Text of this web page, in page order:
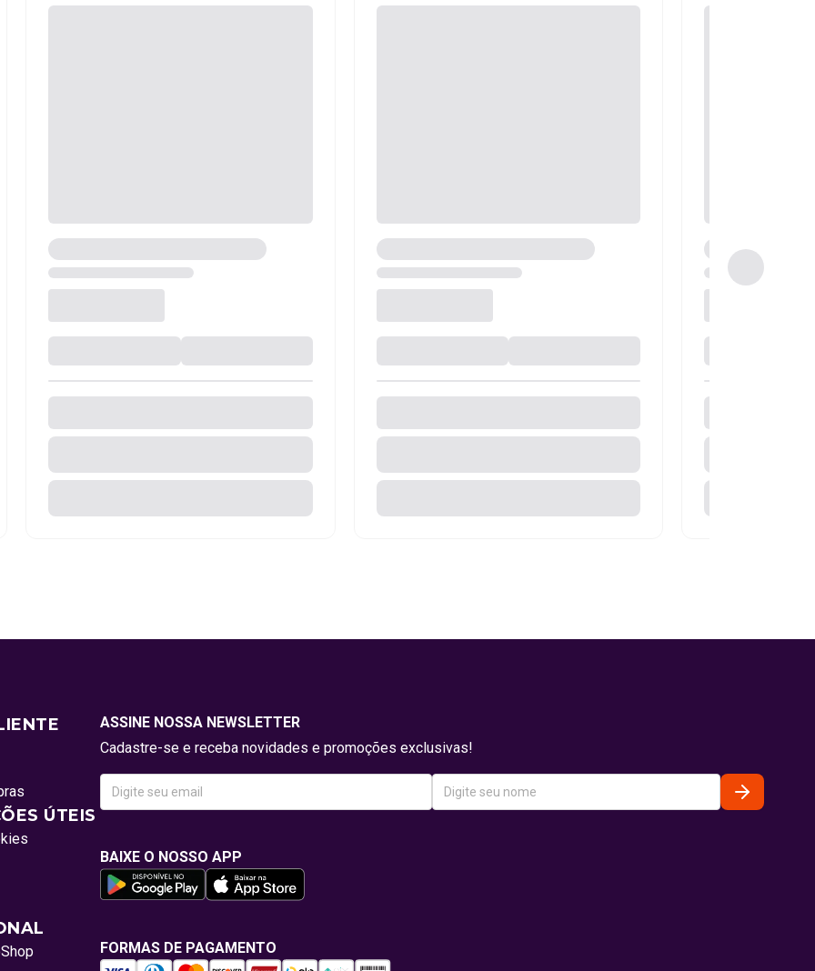
ÚTEIS
ASSINE NOSSA NEWSLETTER
Cadastre-se e receba novidades e promoções exclusivas!
BAIXE O NOSSO APP
FORMAS DE PAGAMENTO